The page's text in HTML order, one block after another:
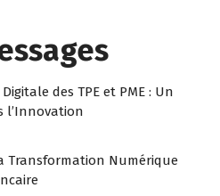
des TPE et PME : Un
l’Innovation
Transformation Numérique